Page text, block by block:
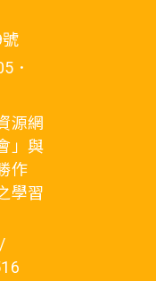
．
源網
」與
作
學習